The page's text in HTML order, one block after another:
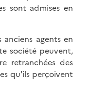
sont admises en
agents en
société peuvent,
retranchées des
qu'ils perçoivent